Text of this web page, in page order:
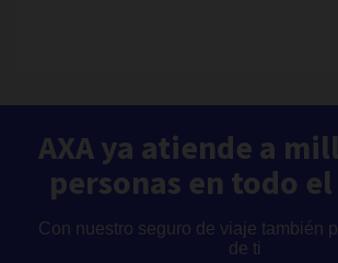
AXA ya atiende a
personas en todo
Con nuestro seguro de viaje también
de ti